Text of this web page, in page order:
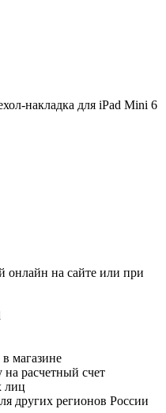
накладка для iPad Mini 6
онлайн на сайте или при
магазине
расчетный счет
лиц
других регионов России